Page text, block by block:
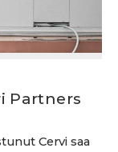
Partners
Cervi saa